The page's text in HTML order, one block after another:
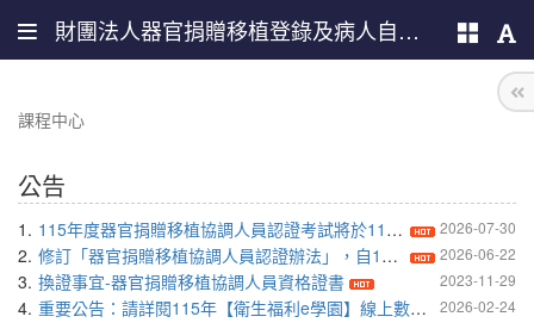
財團法人器官捐贈移植登錄及病人自主推廣中心
課程中心
公告
1. 2026-07-30
115年度器官捐贈移植協調人員認證考試將於115年8月28日起開放報名，請先完成線上教育訓練
2.
2026-06-22
修訂「器官捐贈移植協調人員認證辦法」，自115年6月1日起實施，請詳見附檔。
3.
2023-11-29
換證事宜-器官捐贈移植協調人員資格證書
4.
2026-02-24
重要公告：請詳閱115年【衛生福利e學園】線上數位課程注意事項